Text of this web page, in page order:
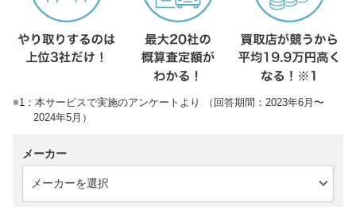
※1：本サービスで実施のアンケートより （回答期間：2023年6月〜
2024年5月）
メーカー